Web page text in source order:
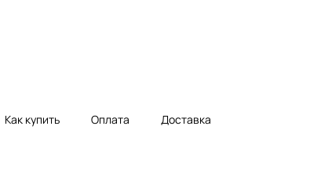
Как купить Оплата Доставка